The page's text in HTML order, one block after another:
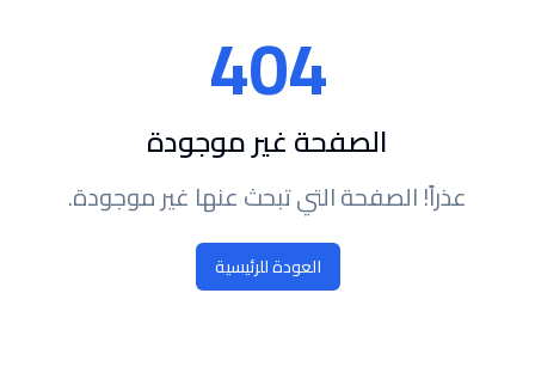
404
الصفحة غير موجودة
عذراً! الصفحة التي تبحث عنها غير موجودة.
العودة للرئيسية